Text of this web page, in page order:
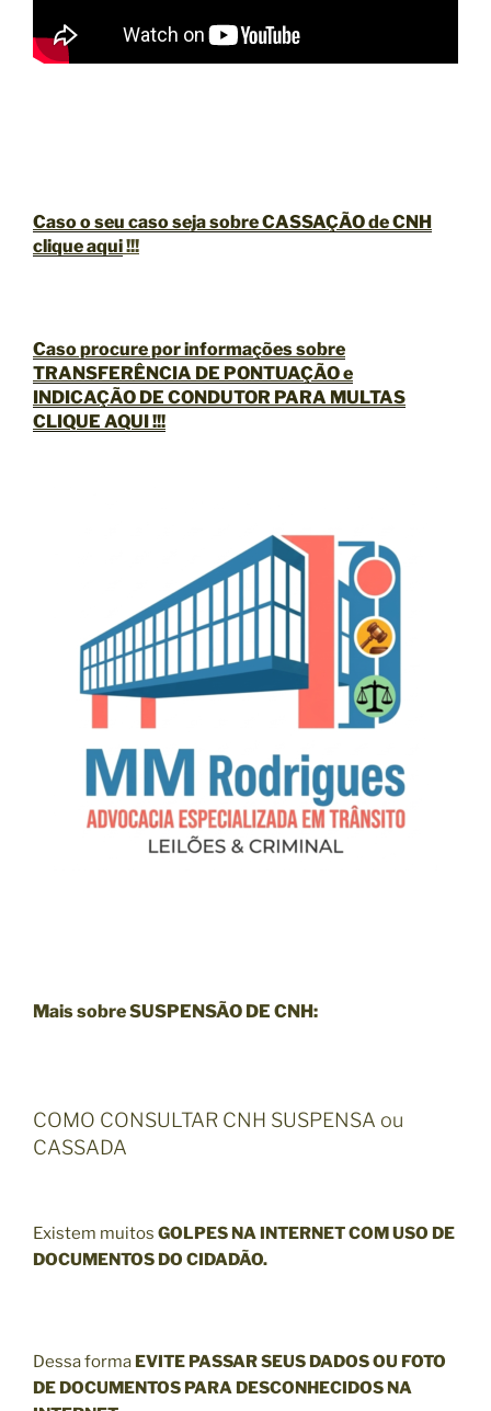
Caso o seu caso seja sobre CASSAÇÃO de CNH
clique aqui!!!
Caso procure por informações sobre
TRANSFERÊNCIA DE PONTUAÇÃO e
INDICAÇÃO DE CONDUTOR PARA MULTAS
CLIQUE AQUI !!!
Mais sobre SUSPENSÃO DE CNH:
COMO CONSULTAR CNH SUSPENSA ou
CASSADA
Existem muitos GOLPES NA INTERNET COM USO DE
DOCUMENTOS DO CIDADÃO.
Dessa forma EVITE PASSAR SEUS DADOS OU FOTO
DE DOCUMENTOS PARA DESCONHECIDOS NA